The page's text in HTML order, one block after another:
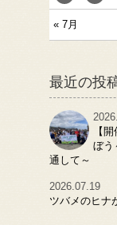
« 7月
最近の投
【
ぼう
通して～
2026.07.19
ツバメのヒナ